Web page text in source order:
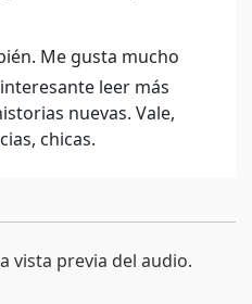
Me gusta mucho
leer más
nuevas. Vale,
chicas.